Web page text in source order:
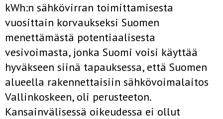
kWh:n sähkövirran toimittamisesta
vuosittain korvaukseksi Suomen
menettämästä potentiaalisesta
vesivoimasta, jonka Suomi voisi käyttää
hyväkseen siinä tapauksessa, että Suomen
alueella rakennettaisiin säh­kövoimalaitos
Vallinkoskeen, oli perusteeton.
Kansainvälisessä oikeu­dessa ei ollut